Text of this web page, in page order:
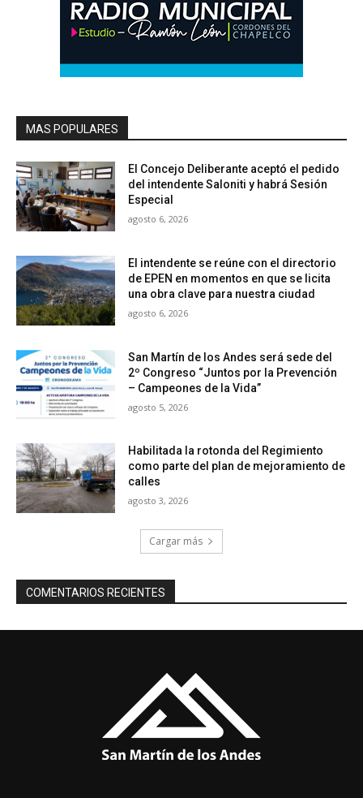
MAS POPULARES
El Concejo Deliberante aceptó el pedido
del intendente Saloniti y habrá Sesión
Especial
agosto 6, 2026
El intendente se reúne con el directorio
de EPEN en momentos en que se licita
una obra clave para nuestra ciudad
agosto 6, 2026
San Martín de los Andes será sede del
2º Congreso “Juntos por la Prevención
– Campeones de la Vida”
agosto 5, 2026
Habilitada la rotonda del Regimiento
como parte del plan de mejoramiento de
calles
agosto 3, 2026
Cargar más
COMENTARIOS RECIENTES